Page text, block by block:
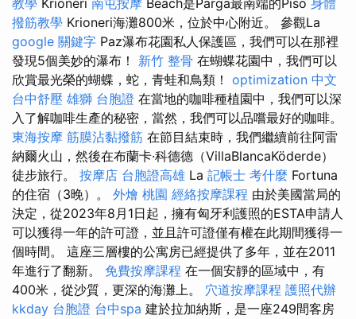
教學 Krioneri 南屯按摩 Beach是Parga最南端的Piso 身體
撥筋教學 Krioneri海灘800米，位於中心附近。 參觀La
google 關鍵字 Paz瀑布花園私人保護區，我們可以在那裡
發現5個美妙的瀑布！ 新竹 整骨 在蝴蝶花園中，我們可以
欣賞最光榮的蝴蝶，蛇，青蛙和鳥類！ optimization 中文
台中舒壓 雄獅 台胞證 在當地的咖啡種植園中，我們可以深
入了解咖啡生產的秘密，當然，我們可以品嚐最好的咖啡。
東海按摩 筋膜沾黏撥筋 在節目結束時，我們繼續前往阿雷
納爾火山，然後在布蘭卡·科德德（VillaBlancaKöderde）
徒步旅行。 按摩店 台胞證高雄 La 記帳士 考什麼 Fortuna
的住宿（3晚）。 外燴 桃園 經絡按摩課程 由於美國當局的
決定，從2023年8月1日起，擁有匈牙利護照的ESTA申請人
可以獲得一年的許可證，並且許可證僅有權在此期間獲得一
個時間。 這座三層樓的公寓房已經提供了多年，並在2011
年進行了翻新。 免費按摩課程 在一個安靜的區域中，有
400米，從沙質，更深的海灘上。 穴道按摩課程 護照代辦
kkday 台胞證 台中spa 建於拉加納斯，是一座249間客房